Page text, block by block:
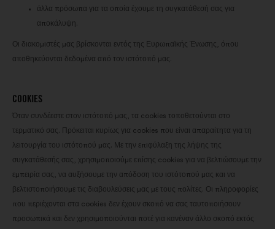
άλλα πρόσωπα για τα οποία έχουμε τη συγκατάθεσή σας για
αποκάλυψη.
Οι διακομιστές μας βρίσκονται εντός της Ευρωπαϊκής Ένωσης, όπου
αποθηκεύονται δεδομένα από τον ιστότοπό μας.
COOKIES
Όταν συνδέεστε στον ιστότοπό μας, τα cookies τοποθετούνται στο
τερματικό σας. Πρόκειται κυρίως για cookies που είναι απαραίτητα για τη
λειτουργία του ιστότοπού μας. Με την επιφύλαξη της λήψης της
συγκατάθεσής σας, χρησιμοποιούμε επίσης cookies για να βελτιώσουμε την
εμπειρία σας, να αυξήσουμε την απόδοση του ιστότοπού μας και να
βελτιστοποιήσουμε τις διαβουλεύσεις μας με τους πολίτες. Οι πληροφορίες
που περιέχονται στα cookies δεν έχουν σκοπό να σας ταυτοποιήσουν
προσωπικά και δεν χρησιμοποιούνται ποτέ για κανέναν άλλο σκοπό εκτός